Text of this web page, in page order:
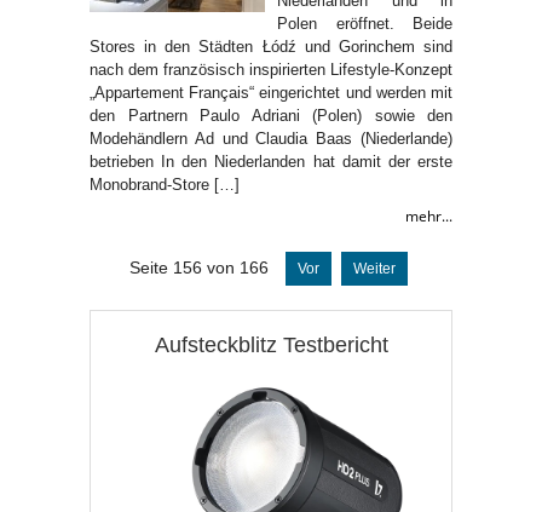
Polen eröffnet. Beide
Stores in den Städten Łódź und Gorinchem sind
nach dem französisch inspirierten Lifestyle-Konzept
„Appartement Français“ eingerichtet und werden mit
den Partnern Paulo Adriani (Polen) sowie den
Modehändlern Ad und Claudia Baas (Niederlande)
betrieben In den Niederlanden hat damit der erste
Monobrand-Store […]
mehr...
Seite 156 von 166 Vor Weiter
Aufsteckblitz Testbericht